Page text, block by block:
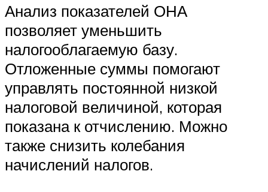
Анализ показателей ОНА
позволяет уменьшить
налогооблагаемую базу.
Отложенные суммы помогают
управлять постоянной низкой
налоговой величиной, которая
показана к отчислению. Можно
также снизить колебания
начислений налогов.